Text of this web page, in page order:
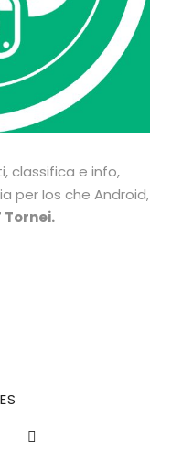
classifica e info,
per Ios che Android,
Tornei.